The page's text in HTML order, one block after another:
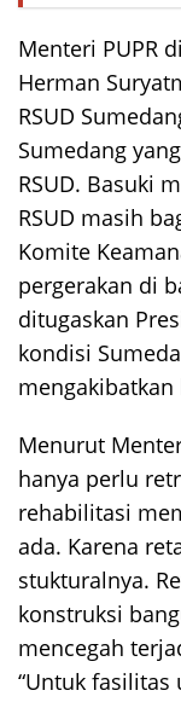
Menteri PUPR
Herman
RSUD
Sumedang
RSUD. Basuki
RSUD masih
Komite
pergerakan di
ditugaskan
kondisi
Menurut
hanya perlu
rehabilitasi
ada. Karena
stukturalnya.
konstruksi
mencegah
“Untuk